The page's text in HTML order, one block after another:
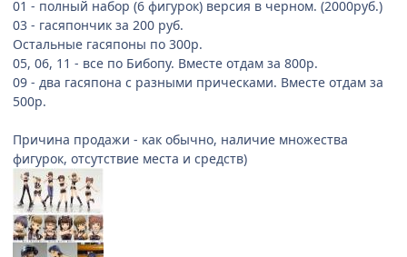
01 - полный набор (6 фигурок) версия в черном. (2000руб.)
03 - гасяпончик за 200 руб.
Остальные гасяпоны по 300р.
05, 06, 11 - все по Бибопу. Вместе отдам за 800р.
09 - два гасяпона с разными прическами. Вместе отдам за
500р.
Причина продажи - как обычно, наличие множества
фигурок, отсутствие места и средств)